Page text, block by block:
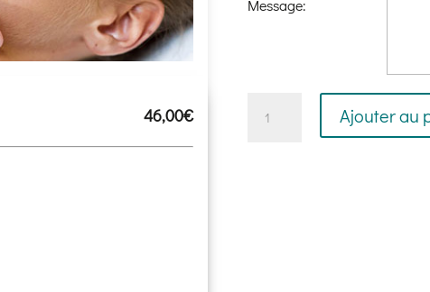
46,00€
Message:
Ajouter au